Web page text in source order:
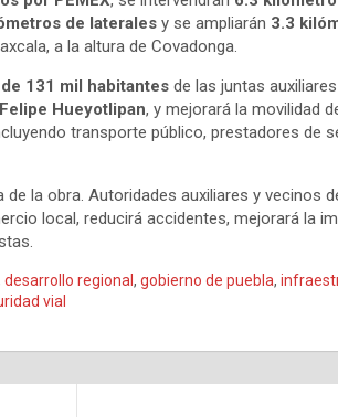
de laterales y se ampliarán 3.3
a la altura de Covadonga.
131 mil habitantes de las juntas
Hueyotlipan, y mejorará la movilidad
transporte público, prestadores de
la obra. Autoridades auxiliares y vecinos
local, reducirá accidentes, mejorará la
desarrollo regional, gobierno de puebla,
vial